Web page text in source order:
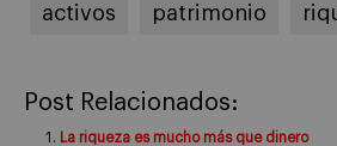
activos patrimonio
Post Relacionados:
La riqueza es mucho más que dinero